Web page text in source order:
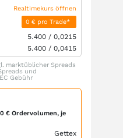
Realtimekurs öffnen
0 € pro Trade*
5.400 / 0,0215
5.400 / 0,0415
marktüblicher Spreads
und
Gebühr
€ Ordervolumen, je
Gettex